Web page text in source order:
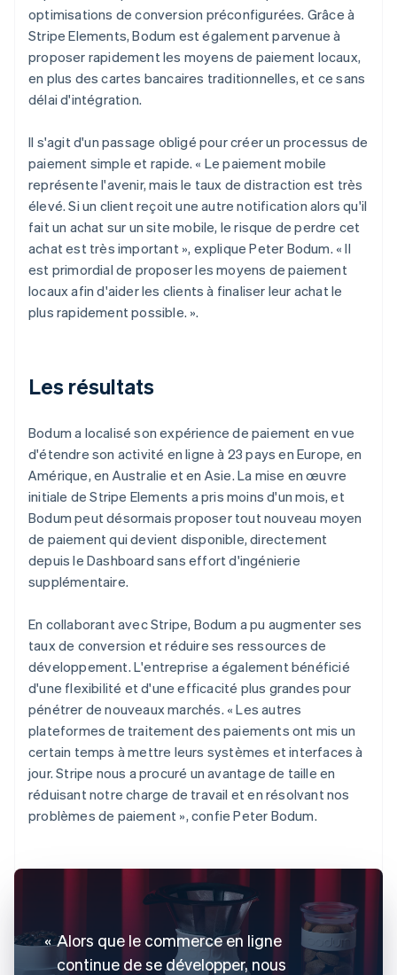
optimisations de conversion préconfigurées. Grâce à
Stripe Elements, Bodum est également parvenue à
proposer rapidement les moyens de paiement locaux,
en plus des cartes bancaires traditionnelles, et ce sans
délai d'intégration.
Il s'agit d'un passage obligé pour créer un processus de
paiement simple et rapide. « Le paiement mobile
représente l'avenir, mais le taux de distraction est très
élevé. Si un client reçoit une autre notification alors qu'il
fait un achat sur un site mobile, le risque de perdre cet
achat est très important », explique Peter Bodum. « Il
est primordial de proposer les moyens de paiement
locaux afin d'aider les clients à finaliser leur achat le
plus rapidement possible. ».
Les résultats
Bodum a localisé son expérience de paiement en vue
d'étendre son activité en ligne à 23 pays en Europe, en
Amérique, en Australie et en Asie. La mise en œuvre
initiale de Stripe Elements a pris moins d'un mois, et
Bodum peut désormais proposer tout nouveau moyen
de paiement qui devient disponible, directement
depuis le Dashboard sans effort d'ingénierie
supplémentaire.
En collaborant avec Stripe, Bodum a pu augmenter ses
taux de conversion et réduire ses ressources de
développement. L'entreprise a également bénéficié
d'une flexibilité et d'une efficacité plus grandes pour
pénétrer de nouveaux marchés. « Les autres
plateformes de traitement des paiements ont mis un
certain temps à mettre leurs systèmes et interfaces à
jour. Stripe nous a procuré un avantage de taille en
réduisant notre charge de travail et en résolvant nos
problèmes de paiement », confie Peter Bodum.
Alors que le commerce en ligne
continue de se développer, nous